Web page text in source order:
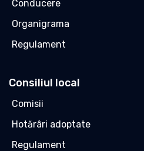
Conducere
Organigrama
Regulament
Consiliul local
Comisii
Hotărâri adoptate
Regulament